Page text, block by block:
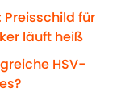
für
läuft heiß
HSV-